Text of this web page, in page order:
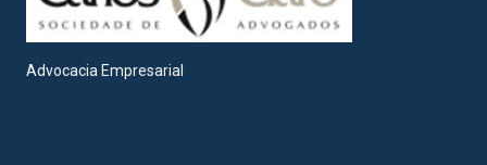
Advocacia Empresarial